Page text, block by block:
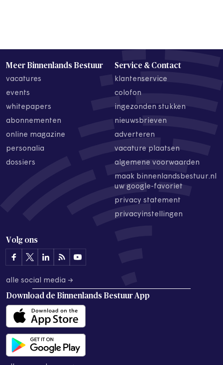
Meer Binnenlands Bestuur
vacatures
events
whitepapers
abonnementen
online magazine
personalia
dossiers
Service & Contact
klantenservice
colofon
ingezonden stukken
nieuwsbrieven
adverteren
vacature plaatsen
algemene voorwaarden
maak binnenlandsbestuur.nl
uw google-favoriet
privacy statement
privacyinstellingen
Volg ons
alle social media →
Download de Binnenlands Bestuur App